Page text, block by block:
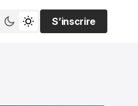
S’inscrire
S’inscrire